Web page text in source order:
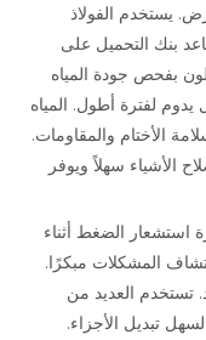
يستخدم الفولاذ
بنك التحميل على
بفحص جودة المياه
لفترة أطول. المياه
الأختام والمقاومات.
الأشياء سهلاً ويوفر
استشعار الضغط أثناء
المشكلات مبكرًا.
تستخدم العديد من
تبديل الأجزاء.